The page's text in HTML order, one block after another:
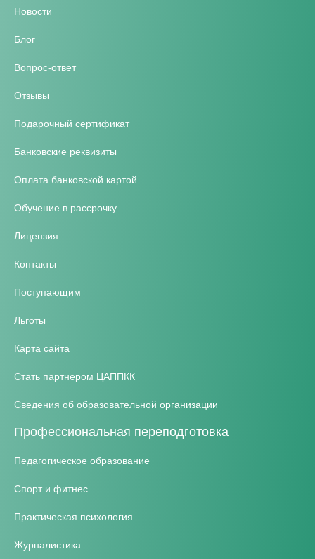
Новости
Блог
Вопрос-ответ
Отзывы
Подарочный сертификат
Банковские реквизиты
Оплата банковской картой
Обучение в рассрочку
Лицензия
Контакты
Поступающим
Льготы
Карта сайта
Стать партнером ЦАППКК
Сведения об образовательной организации
Профессиональная переподготовка
Педагогическое образование
Спорт и фитнес
Практическая психология
Журналистика